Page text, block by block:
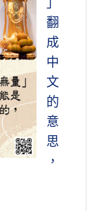
」
翻
成
中
文
的
意
思
，